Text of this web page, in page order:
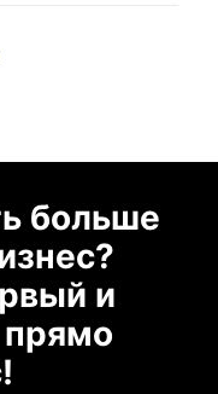
больше
и
прямо